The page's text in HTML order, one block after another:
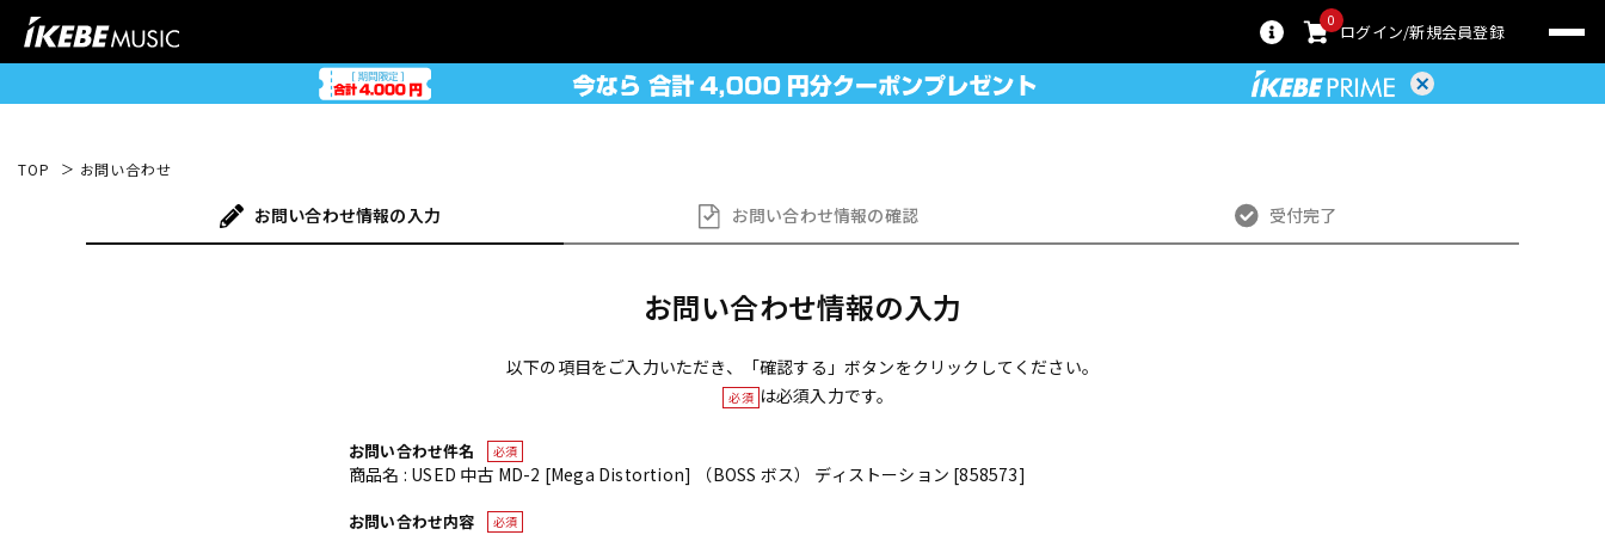
0
ログイン 新規会員登録
TOP お問い合わせ
お問い合わせ情報の入力 お問い合わせ情報の確認 受付完了
お問い合わせ情報の入力
以下の項目をご入力いただき、「確認する」ボタンをクリックしてください。
必須 は必須入力です。
お問い合わせ件名 必須
商品名 : USED 中古 MD-2 [Mega Distortion] （BOSS ボス） ディストーション [858573]
お問い合わせ内容 必須